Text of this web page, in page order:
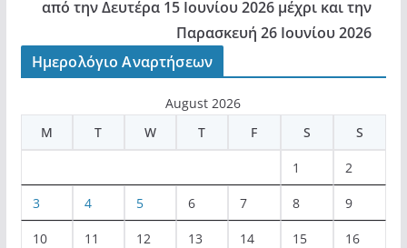
από την Δευτέρα 15 Ιουνίου 2026 μέχρι και την
Παρασκευή 26 Ιουνίου 2026
Ημερολόγιο Αναρτήσεων
August 2026
M
T W T F S S
1 2
3 4 5 6 7 8 9
10 11 12 13 14 15 16